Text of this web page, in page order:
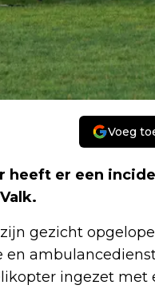
Voeg
heeft er een
gezicht
ingezet met